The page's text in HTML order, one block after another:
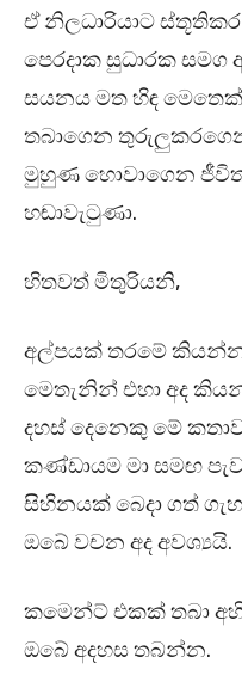
ඒ නිලධාරියාට
පෙරදාක සුධාරක
සයනය මත හිඳ
තබාගෙන
මුහුණ හොවාගෙන
හඬාවැටුණා.
හිතවත් මිතුරියනි,
අල්පයක් තරමේ
මෙතැනින් එහා අද
දහස් දෙනෙකු මේ
කණ්ඩායම මා සමඟ
සිහිනයක් බෙදා ගත්
ඔබේ වචන අද අවශ්‍යයි.
කමෙන්ට් එකක් තබා
ඔබේ අදහස තබන්න.